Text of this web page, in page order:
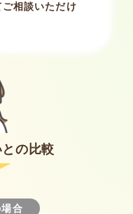
相談いただけ
の比較
合